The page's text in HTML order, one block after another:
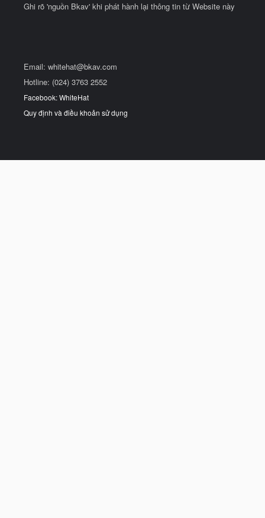
Ghi rõ 'nguồn Bkav' khi phát hành lại thông tin từ Website này
Email: whitehat@bkav.com
Hotline: (024) 3763 2552
Facebook: WhiteHat
Quy định và điều khoản sử dụng